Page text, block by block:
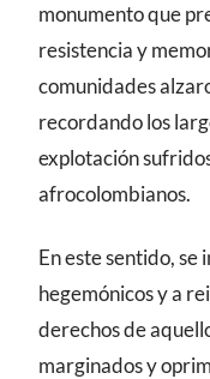
monumento que
resistencia y
comunidades
recordando los
explotación
afrocolombianos.
En este sentido, se
hegemónicos y a
derechos de
marginados y